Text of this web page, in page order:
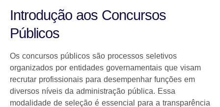
Introdução aos Concursos
Públicos
Os concursos públicos são processos seletivos
organizados por entidades governamentais que visam
recrutar profissionais para desempenhar funções em
diversos níveis da administração pública. Essa
modalidade de seleção é essencial para a transparência